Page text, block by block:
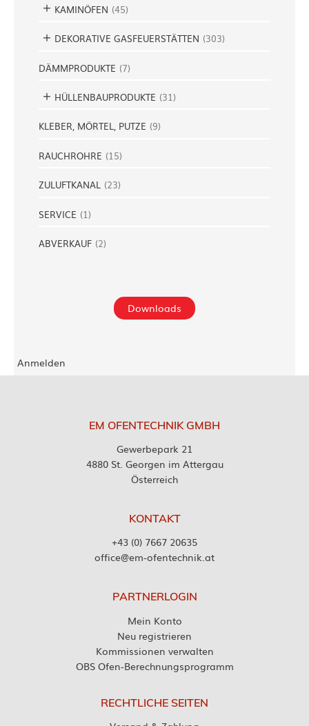
KAMINÖFEN (45)
DEKORATIVE GASFEUERSTÄTTEN (303)
DÄMMPRODUKTE (7)
HÜLLENBAUPRODUKTE (31)
KLEBER, MÖRTEL, PUTZE (9)
RAUCHROHRE (15)
ZULUFTKANAL (23)
SERVICE (1)
ABVERKAUF (2)
Downloads
Anmelden
EM OFENTECHNIK GMBH
Gewerbepark 21
4880 St. Georgen im Attergau
Österreich
KONTAKT
+43 (0) 7667 20635
office@em-ofentechnik.at
PARTNERLOGIN
Mein Konto
Neu registrieren
Kommissionen verwalten
OBS Ofen-Berechnungsprogramm
RECHTLICHE SEITEN